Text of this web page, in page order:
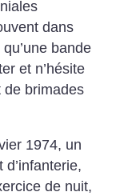
dans
bande
et n’hésite
de brimades
1974, un
d’infanterie,
de nuit,